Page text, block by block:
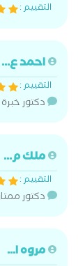
التقييم :
احمد ع...
التقييم :
دكتور
ملك م...
التقييم :
دكتور
مروه ا...